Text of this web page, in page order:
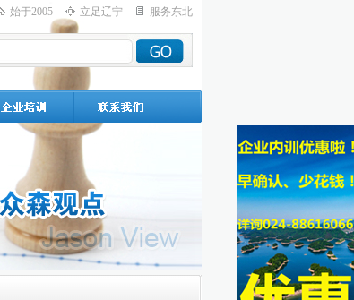
始于2005 立足辽宁 服务东北